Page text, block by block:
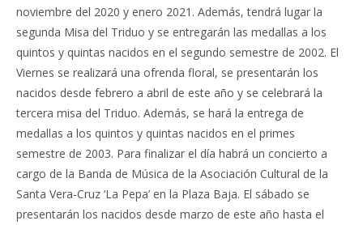
noviembre del 2020 y enero 2021. Además, tendrá lugar la
segunda Misa del Triduo y se entregarán las medallas a los
quintos y quintas nacidos en el segundo semestre de 2002. El
Viernes se realizará una ofrenda floral, se presentarán los
nacidos desde febrero a abril de este año y se celebrará la
tercera misa del Triduo. Además, se hará la entrega de
medallas a los quintos y quintas nacidos en el primes
semestre de 2003. Para finalizar el día habrá un concierto a
cargo de la Banda de Música de la Asociación Cultural de la
Santa Vera-Cruz ‘La Pepa’ en la Plaza Baja. El sábado se
presentarán los nacidos desde marzo de este año hasta el